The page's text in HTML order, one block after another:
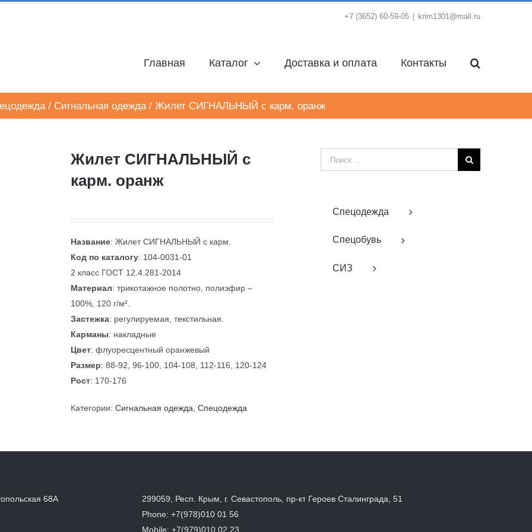
+7 (3652) 60-59-05 krim1301@mail.ru
Главная Каталог Доставка и оплата Контакты
/ Сигнальная одежда / Жилет СИГНАЛЬНЫЙ с карм. оранж
Жилет СИГНАЛЬНЫЙ с
карм. оранж
Название: Жилет СИГНАЛЬНЫЙ с карм.
Код по каталогу: 104-0031-01
2 класс ГОСТ 12.4.281-2014
Материал: трикотажное полотно, полиэфир –
100%, 120 г/м².
Застежка: регулируемая, текстильная.
Карманы: накладные
Цвет: флуоресцентный оранжевый
Размер: 88-92, 96-100, 104-108, 112-116, 120-124
Рост: 170-176
Категории: Сигнальная одежда Спецодежда
Результат
поиска:
Спецодежда
Спецобувь
СИЗ
68А
299059, Респ. Крым, г. Севастополь, пр-кт Героев Сталинграда, 51
Phone: +7(978)010 01 56
Mobile: +7(979)010 02 23